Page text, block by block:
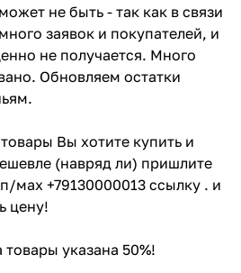
не быть - так как в связи
заявок и покупателей, и
не получается. Много
Обновляем остатки
Вы хотите купить и
(навряд ли) пришлите
мах +79130000013 ссылку . и
цену!
указана 50%!